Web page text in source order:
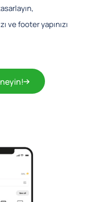
ve footer yapınızı